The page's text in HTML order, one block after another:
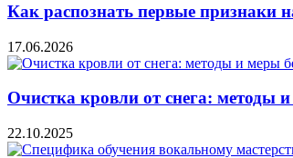
Как распознать первые признаки
17.06.2026
Очистка кровли от снега: методы
22.10.2025